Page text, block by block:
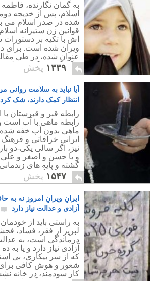
به گمان نگارنده، فاطمه
اسلام، پس از خدیجه
شده در صدر اسلام می
قوانین زن ستیزانه
اش با تکیه بر
ویران شده است. برای
عنوان شده، در طی
چگونگی زندگی دردناک
۱۳۳۹ پخش
آیا نباید به سلامت روانی
انتظار کمک دارند، شک
رابطه قبر و قبرستان با
رابطه ماهی با آب است
ماهی بدون آب خفه
ایرانی خرافاتی و
نیز، اگر سالی یکی-دو
و یا حسن و اصغر و علی را
گشته و پایه های
ویران می گردد.
۱۵۴۷ پخش
ایرانِ ویرانِ امروز نه به
آزادی و عدالت نیاز دارد
به راستی باید از
لبریز از فقر، فساد،
درماندگی است، به
آزادی نیاز دارد و یا به
که از سر بیکاری، بی
شعور و هوش کافی برای
کار سودمند، در خانه